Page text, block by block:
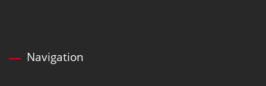
Navigation